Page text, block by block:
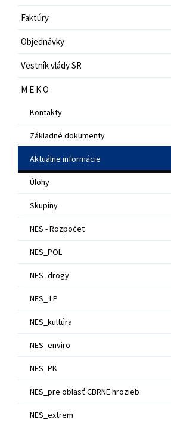
Faktúry
Objednávky
Vestník vlády SR
M E K O
Kontakty
Základné dokumenty
Aktuálne informácie
Úlohy
Skupiny
NES - Rozpočet
NES_POL
NES_drogy
NES_ LP
NES_kultúra
NES_enviro
NES_PK
NES_pre oblasť CBRNE hrozieb
NES_extrem